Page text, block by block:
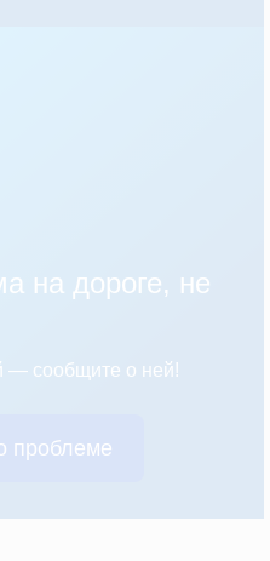
на дороге, не
— сообщите о ней!
проблеме